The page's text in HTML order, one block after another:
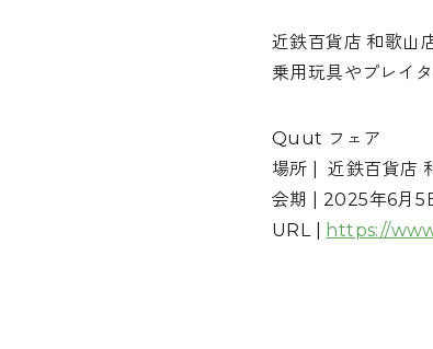
近鉄百貨店 和歌山
乗用玩具やプレイ
Quut フェア
場所 | 近鉄百貨店
会期 | 2025年6月5
URL |
https://